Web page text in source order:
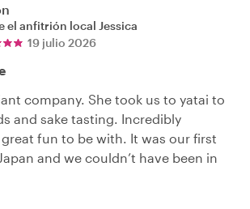
el anfitrión local Jessica
19 julio 2026
company. She took us to yatai to
and sake tasting. Incredibly
fun to be with. It was our first
and we couldn’t have been in